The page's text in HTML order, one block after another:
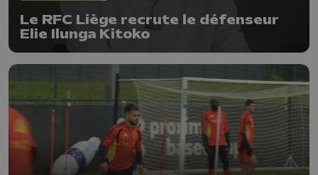
Le RFC Liège recrute le défenseur
Elie Ilunga Kitoko